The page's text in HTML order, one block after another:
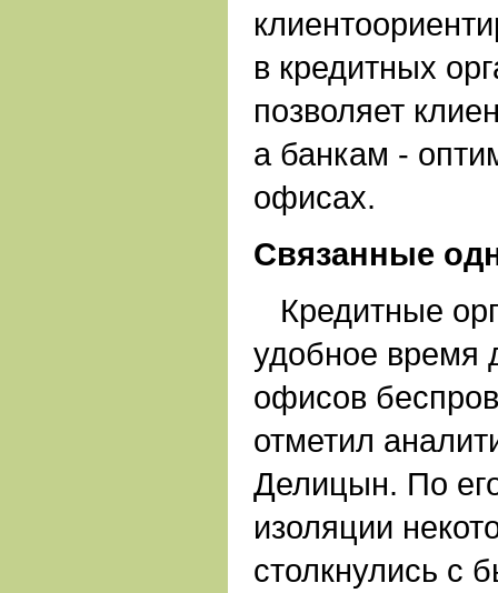
в кредитных
позволяет
а банкам -
офисах.
Связанные
Кредитные
удобное время
офисов
отметил
Делицын. По
изоляции
столкнулись с